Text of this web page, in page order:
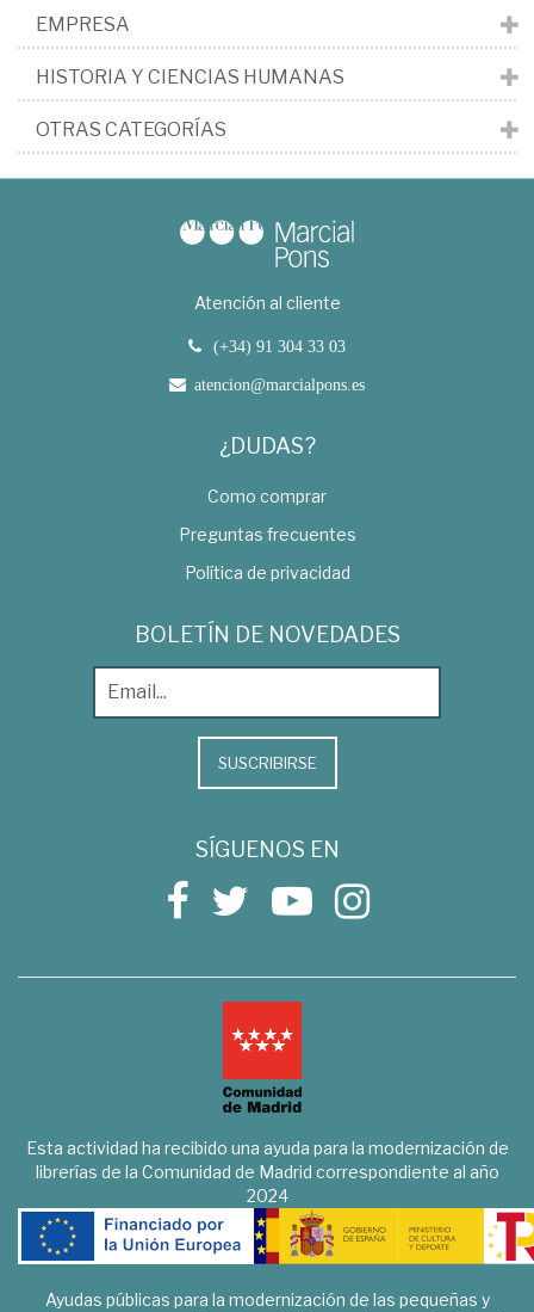
EMPRESA
HISTORIA Y CIENCIAS HUMANAS
OTRAS CATEGORÍAS
Atención al cliente
(+34) 91 304 33 03
atencion@marcialpons.es
¿DUDAS?
Como comprar
Preguntas frecuentes
Política de privacidad
BOLETÍN DE NOVEDADES
SUSCRIBIRSE
SÍGUENOS EN
Esta actividad ha recibido una ayuda para la modernización de
librerías de la Comunidad de Madrid correspondiente al año
2024
Ayudas públicas para la modernización de las pequeñas y